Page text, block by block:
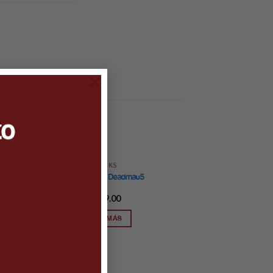
×
ROCKS
POP Rocks: Deadmau5
299.00
LEER MÁS